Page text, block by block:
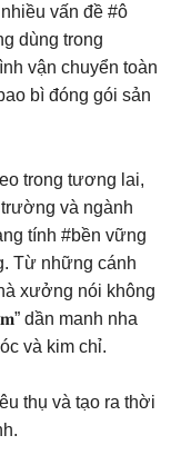
vấn đề #ô
dùng trong
vận chuyển toàn
bì đóng gói sản
trong tương lai,
và ngành
tính #bền vững
Từ những cánh
xưởng nói không
dần manh nha
và kim chỉ.
thụ và tạo ra thời